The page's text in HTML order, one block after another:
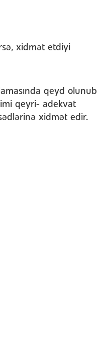
xidmət etdiyi
qeyd olunub
qeyri- adekvat
xidmət edir.